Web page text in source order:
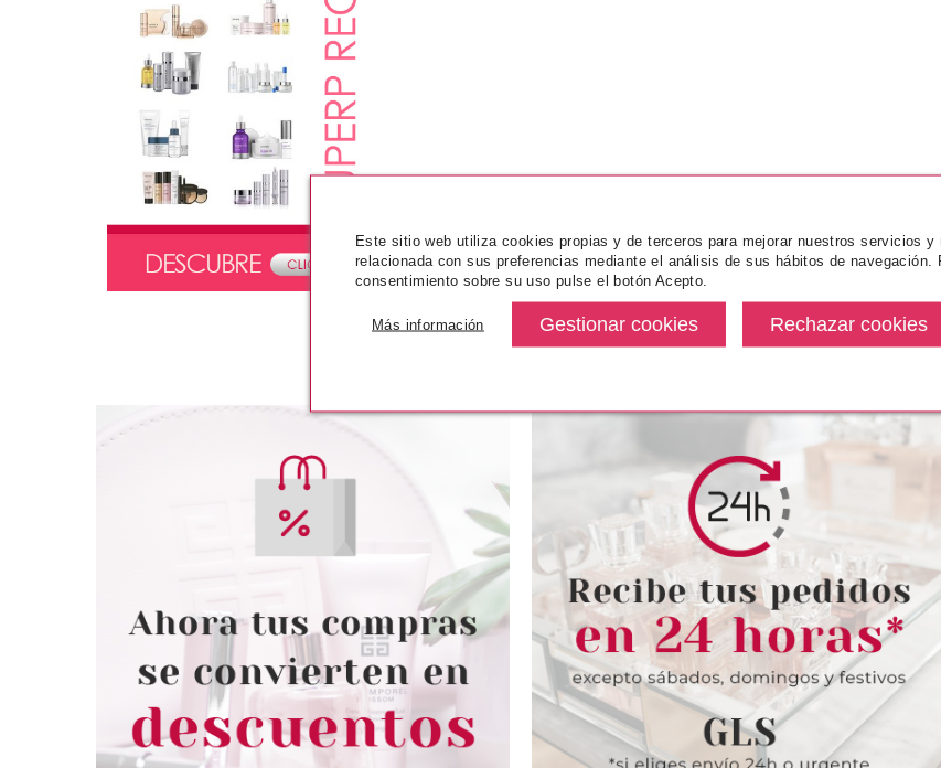
Este sitio web utiliza cookies propias y de terceros para mejorar nuestros servicios y
relacionada con sus preferencias mediante el análisis de sus hábitos de navegación.
consentimiento sobre su uso pulse el botón Acepto.
Más información